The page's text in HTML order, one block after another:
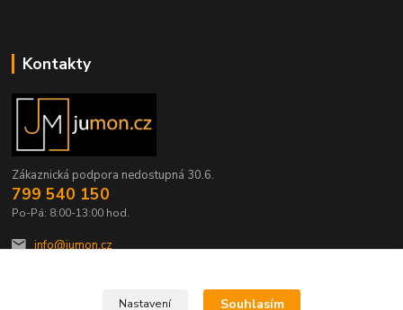
Kontakty
Zákaznická podpora nedostupná 30.6.
799 540 150
Po-Pá: 8:00-13:00 hod.
info@jumon.cz
Nastavení Souhlasím